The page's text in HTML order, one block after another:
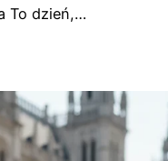
To dzień,…